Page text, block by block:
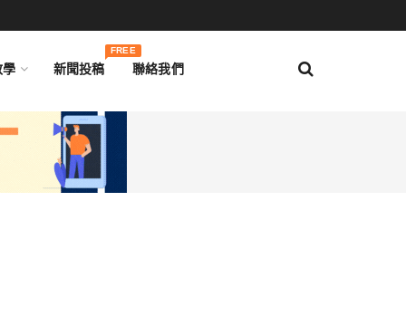
學 新聞投稿
FREE
聯絡我們